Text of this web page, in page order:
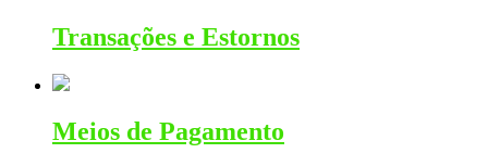
Transações e Estornos
Meios de Pagamento